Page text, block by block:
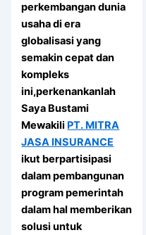
perkembangan dunia
usaha di era
globalisasi yang
semakin cepat dan
kompleks
ini,perkenankanlah
Saya Bustami
Mewakili PT. MITRA
JASA INSURANCE
ikut berpartisipasi
dalam pembangunan
program pemerintah
dalam hal memberikan
solusi untuk